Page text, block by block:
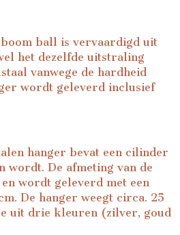
ball is vervaardigd uit
het dezelfde uitstraling
vanwege de hardheid
wordt geleverd inclusief
hanger bevat een cilinder
wordt. De afmeting van de
wordt geleverd met een
De hanger weegt circa. 25
uit drie kleuren (zilver, goud